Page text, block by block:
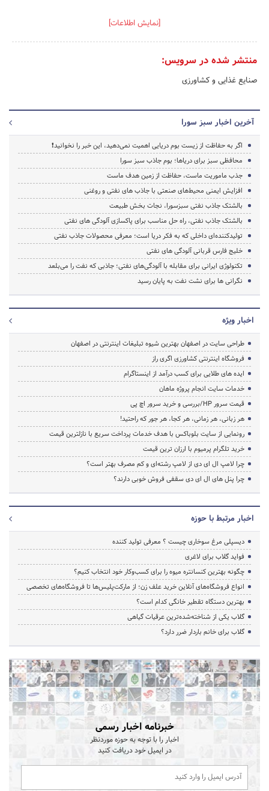
[نمایش اطلاعات]
منتشر شده در سرویس:
صنایع غذایی و کشاورزی
آخرین اخبار سبز سورا
اگر به حفاظت از زیست بوم دریایی اهمیت نمی‌دهید، این خبر را نخوانید❗
محافظی سبز برای دریاها؛ بوم جاذب سبز سورا
جذب ماموریت ماست، حفاظت از زمین هدف ماست
افزایش ایمنی محیط‌های صنعتی با جاذب های نفتی و روغنی
بالشتک جاذب نفتی سبزسورا، نجات بخش طبیعت
بالشتک جاذب نفتی، راه حل مناسب برای پاکسازی آلودگی های نفتی
تولیدکننده‌ای داخلی که به فکر دریا است؛ معرفی محصولات جاذب نفتی
خلیج فارس قربانی آلودگی های نفتی
تکنولوژی ایرانی برای مقابله با آلودگی‌های نفتی؛ جاذبی که نفت را می‌بلعد
نگرانی ها برای نشت نفت به پایان رسید
اخبار ویژه
طراحی سایت در اصفهان بهترین شیوه تبلیغات اینترنتی در اصفهان
فروشگاه اینترنتی کشاورزی اگری راز
ایده های طلایی برای کسب درآمد از اینستاگرام
خدمات سایت انجام پروژه ماهان
قیمت سرور HP/بررسی و خرید سرور اچ پی
هر زبانی، هر زمانی، هر کجا، هر جور که راحتید!
رونمایی از سایت بلوباکس با هدف خدمات پرداخت سریع با نازلترین قیمت
خرید تلگرام پرمیوم با ارزان ترین قیمت
چرا لامپ ال ای دی از لامپ رشته‌ای و کم مصرف بهتر است؟
چرا پنل های ال ای دی سقفی فروش خوبی دارند؟
اخبار مرتبط با حوزه
دیسپلی مرغ سوخاری چیست ؟ معرفی تولید کننده
فواید گلاب برای لاغری
چگونه بهترین کنسانتره میوه را برای کسب‌وکار خود انتخاب کنیم؟
انواع فروشگاه‌های آنلاین خرید علف زن؛ از مارکت‌پلیس‌ها تا فروشگاه‌های تخصصی
بهترین دستگاه تقطیر خانگی کدام است؟
گلاب یکی از شناخته‌شده‌ترین عرقیات گیاهی
گلاب برای خانم باردار ضرر دارد؟
خبرنامه اخبار رسمی
اخبار را با توجه به حوزه موردنظر
در ایمیل خود دریافت کنید